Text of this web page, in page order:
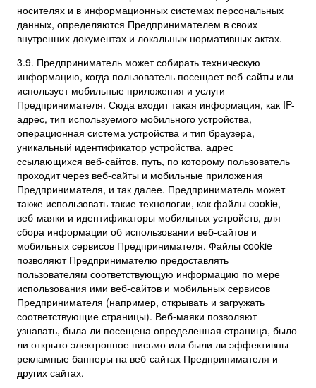
носителях и в информационных системах персональных
данных, определяются Предпринимателем в своих
внутренних документах и локальных нормативных актах.
3.9. Предприниматель может собирать техническую
информацию, когда пользователь посещает веб-сайты или
использует мобильные приложения и услуги
Предпринимателя. Сюда входит такая информация, как IP-
адрес, тип используемого мобильного устройства,
операционная система устройства и тип браузера,
уникальный идентификатор устройства, адрес
ссылающихся веб-сайтов, путь, по которому пользователь
проходит через веб-сайты и мобильные приложения
Предпринимателя, и так далее. Предприниматель может
также использовать такие технологии, как файлы cookie,
веб-маяки и идентификаторы мобильных устройств, для
сбора информации об использовании веб-сайтов и
мобильных сервисов Предпринимателя. Файлы cookie
позволяют Предпринимателю предоставлять
пользователям соответствующую информацию по мере
использования ими веб-сайтов и мобильных сервисов
Предпринимателя (например, открывать и загружать
соответствующие страницы). Веб-маяки позволяют
узнавать, была ли посещена определенная страница, было
ли открыто электронное письмо или были ли эффективны
рекламные баннеры на веб-сайтах Предпринимателя и
других сайтах.